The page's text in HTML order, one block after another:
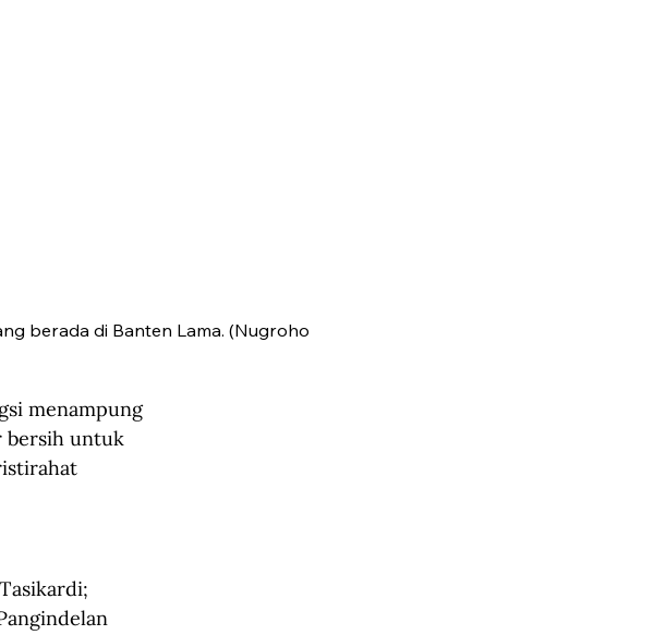
berada di Banten Lama. (Nugroho
menampung
bersih untuk